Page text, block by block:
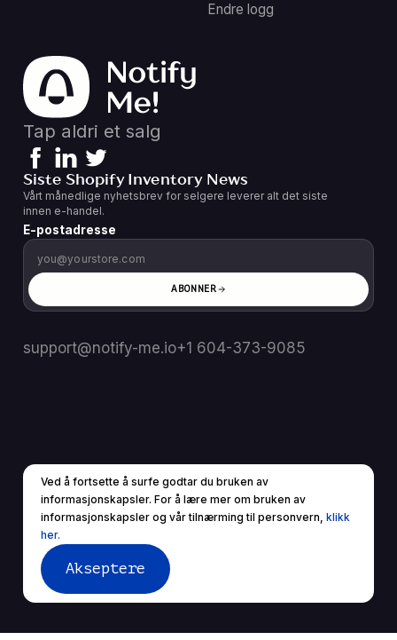
Ved å fortsette å surfe godtar du bruken av
informasjonskapsler. For å lære mer om bruken av
informasjonskapsler og vår tilnærming til personvern, klikk
her.
Akseptere
Endre logg
Tap aldri et salg
Siste Shopify Inventory News
Vårt månedlige nyhetsbrev for selgere leverer alt det siste
innen e-handel.
E-postadresse
ABONNER
support@notify-me.io+1 604-373-9085
© 2025 Med enerett.